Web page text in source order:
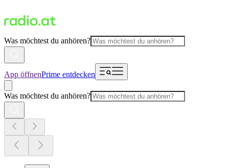
Was möchtest du anhören?
App öffnenPrime entdecken
Was möchtest du anhören?